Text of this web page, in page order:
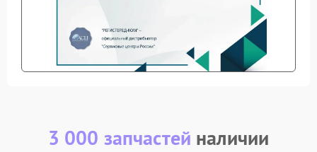
3 000 запчастей наличии